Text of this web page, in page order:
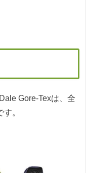
Gore-Texは、全
。